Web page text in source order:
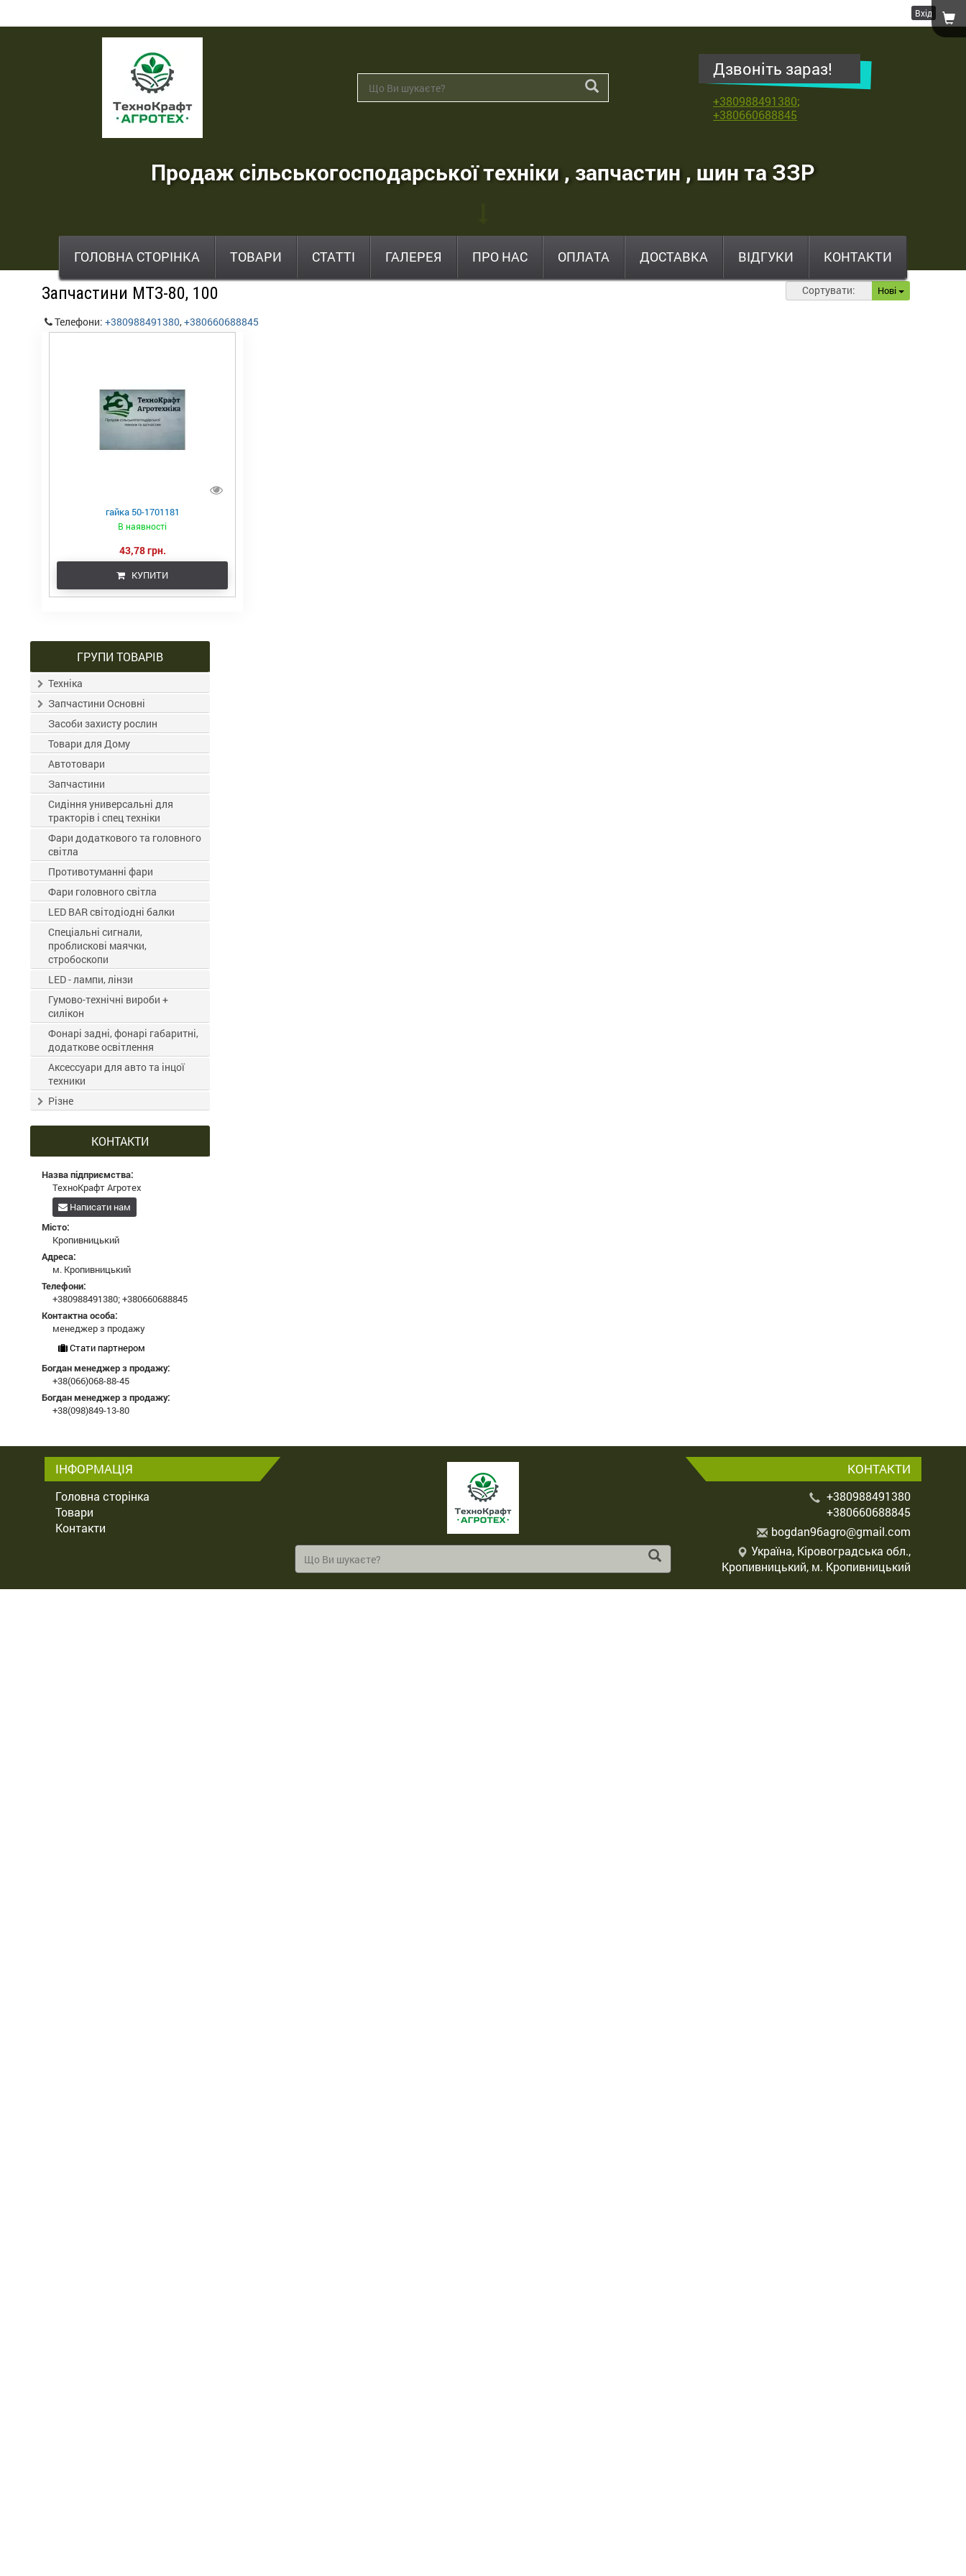
Вхід
ТехноКрафт
Агротех
продаж
,
шин
та
ЗЗР
Дзвоніть зараз!
+380988491380;
+380660688845
Продаж сільськогосподарської техніки , запчастин , шин та ЗЗР
ГОЛОВНА СТОРІНКА ТОВАРИ СТАТТІ ГАЛЕРЕЯ ПРО НАС ОПЛАТА ДОСТАВКА ВІДГУКИ КОНТАКТИ
Запчастини МТЗ-80, 100 Сортувати: Нові
Телефони: +380988491380,+380660688845
гайка 50-1701181
В наявності
43,78 грн.
КУПИТИ
ГРУПИ ТОВАРІВ
Техніка
Запчастини Основні
Засоби захисту рослин
Товари для Дому
Автотовари
Запчастини
Сидіння универсальні для
тракторів і спец техніки
Фари додаткового та головного
світла
Противотуманні фари
Фари головного світла
LED BAR світодіодні балки
Спеціальні сигнали,
проблискові маячки,
стробоскопи
LED - лампи, лінзи
Гумово-технічні вироби +
силікон
Фонарі задні, фонарі габаритні,
додаткове освітлення
Аксессуари для авто та інцої
техники
Різне
КОНТАКТИ
Назва підприємства:
ТехноКрафт Агротех
Написати нам
Місто:
Кропивницький
Адреса:
м. Кропивницький
Телефони:
+380988491380;+380660688845
Контактна особа:
менеджер з продажу
Стати партнером
Богдан менеджер з продажу:
+38(066)068-88-45
Богдан менеджер з продажу:
+38(098)849-13-80
ІНФОРМАЦІЯ
Головна сторінка
Товари
Контакти
КОНТАКТИ
+380988491380
+380660688845
bogdan96agro@gmail.com
Україна, Кіровоградська обл.,
Кропивницький, м. Кропивницький